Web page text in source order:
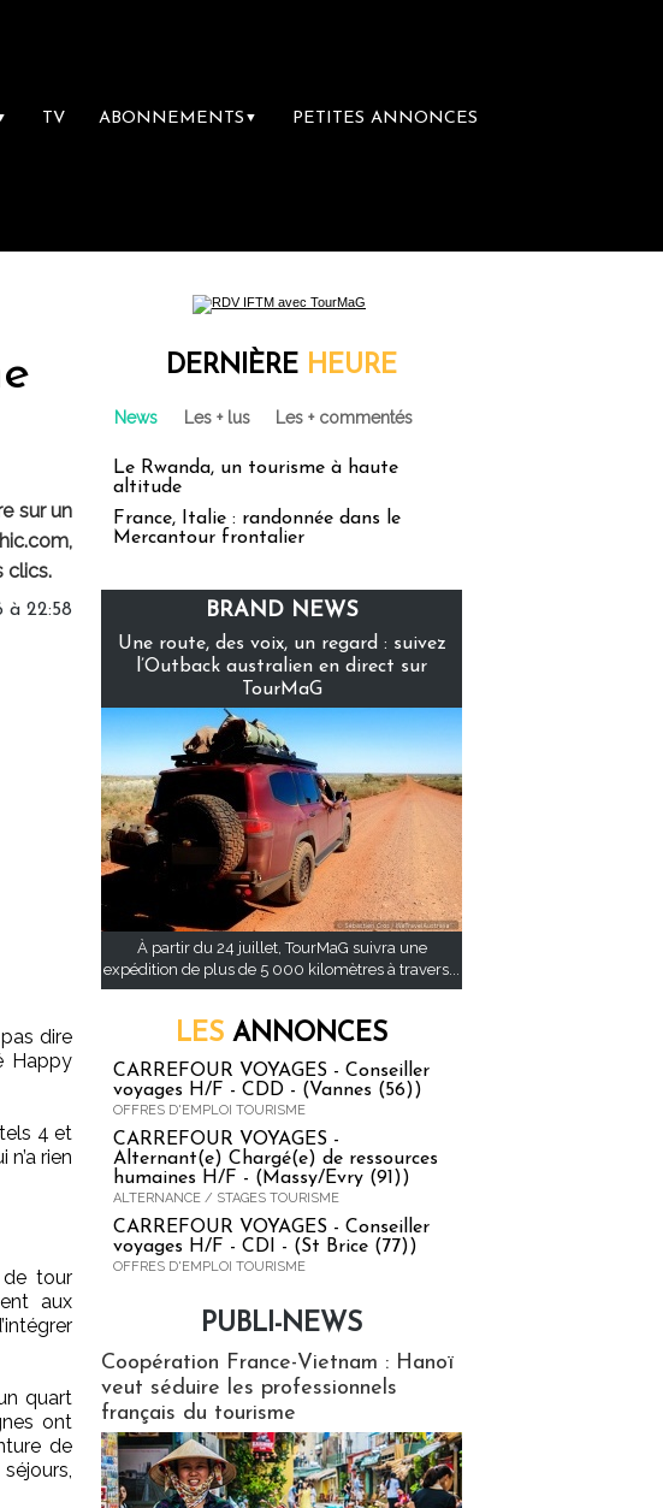
TV ABONNEMENTS ▼ PETITES ANNONCES
sur un
clics.
à 22:58
dire
Happy
4 et
rien
de tour
aux
quart
ont
de
DERNIÈRE HEURE
News Les + lus Les + commentés
Le Rwanda, un tourisme à haute
altitude
France, Italie : randonnée dans le
Mercantour frontalier
BRAND NEWS
Une route, des voix, un regard : suivez
l’Outback australien en direct sur
TourMaG
À partir du 24 juillet, TourMaG suivra une
expédition de plus de 5 000 kilomètres à travers...
LES ANNONCES
CARREFOUR VOYAGES - Conseiller
voyages H/F - CDD - (Vannes (56))
OFFRES D'EMPLOI TOURISME
CARREFOUR VOYAGES -
Alternant(e) Chargé(e) de ressources
humaines H/F - (Massy/Evry (91))
ALTERNANCE / STAGES TOURISME
CARREFOUR VOYAGES - Conseiller
voyages H/F - CDI - (St Brice (77))
OFFRES D'EMPLOI TOURISME
PUBLI-NEWS
Coopération France-Vietnam : Hanoï
veut séduire les professionnels
français du tourisme